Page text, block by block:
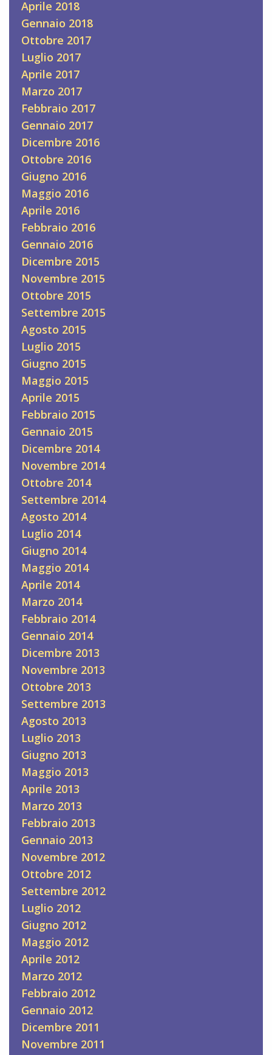
Aprile 2018
Gennaio 2018
Ottobre 2017
Luglio 2017
Aprile 2017
Marzo 2017
Febbraio 2017
Gennaio 2017
Dicembre 2016
Ottobre 2016
Giugno 2016
Maggio 2016
Aprile 2016
Febbraio 2016
Gennaio 2016
Dicembre 2015
Novembre 2015
Ottobre 2015
Settembre 2015
Agosto 2015
Luglio 2015
Giugno 2015
Maggio 2015
Aprile 2015
Febbraio 2015
Gennaio 2015
Dicembre 2014
Novembre 2014
Ottobre 2014
Settembre 2014
Agosto 2014
Luglio 2014
Giugno 2014
Maggio 2014
Aprile 2014
Marzo 2014
Febbraio 2014
Gennaio 2014
Dicembre 2013
Novembre 2013
Ottobre 2013
Settembre 2013
Agosto 2013
Luglio 2013
Giugno 2013
Maggio 2013
Aprile 2013
Marzo 2013
Febbraio 2013
Gennaio 2013
Novembre 2012
Ottobre 2012
Settembre 2012
Luglio 2012
Giugno 2012
Maggio 2012
Aprile 2012
Marzo 2012
Febbraio 2012
Gennaio 2012
Dicembre 2011
Novembre 2011